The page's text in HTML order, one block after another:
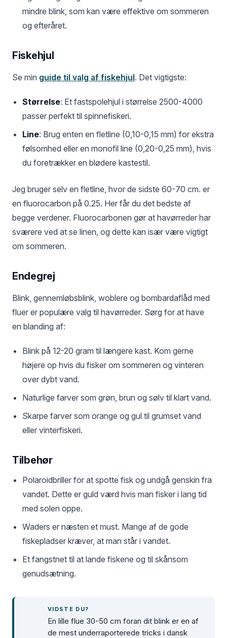
mindre blink, som kan være effektive om sommeren
og efteråret.
Fiskehjul
Se min guide til valg af fiskehjul. Det vigtigste:
Størrelse: Et fastspolehjul i størrelse 2500-4000
passer perfekt til spinnefiskeri.
Line: Brug enten en fletline (0,10-0,15 mm) for ekstra
følsomhed eller en monofil line (0,20-0,25 mm), hvis
du foretrækker en blødere kastestil.
Jeg bruger selv en fletline, hvor de sidste 60-70 cm. er
en fluorocarbon på 0.25. Her får du det bedste af
begge verdener. Fluorocarbonen gør at havørreder har
sværere ved at se linen, og dette kan især være vigtigt
om sommeren.
Endegrej
Blink, gennemløbsblink, woblere og bombardaflåd med
fluer er populære valg til havørreder. Sørg for at have
en blanding af:
Blink på 12-20 gram til længere kast. Kom gerne
højere op hvis du fisker om sommeren og vinteren
over dybt vand.
Naturlige farver som grøn, brun og sølv til klart vand.
Skarpe farver som orange og gul til grumset vand
eller vinterfiskeri.
Tilbehør
Polaroidbriller for at spotte fisk og undgå genskin fra
vandet. Dette er guld værd hvis man fisker i lang tid
med solen oppe.
Waders er næsten et must. Mange af de gode
fiskepladser kræver, at man står i vandet.
Et fangstnet til at lande fiskene og til skånsom
genudsætning.
VIDSTE DU?
En lille flue 30-50 cm foran dit blink er en af
de mest underraporterede tricks i dansk